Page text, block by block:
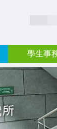
學生事